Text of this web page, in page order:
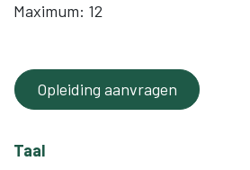
Maximum: 12
Opleiding aanvragen
Taal